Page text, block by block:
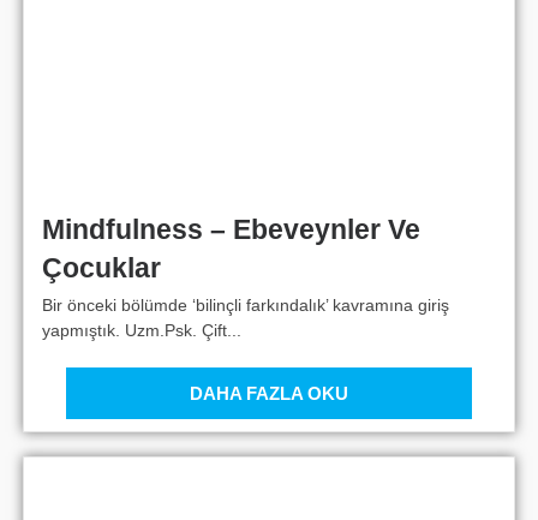
Mindfulness – Ebeveynler Ve
Çocuklar
Bir önceki bölümde ‘bilinçli farkındalık’ kavramına giriş
yapmıştık. Uzm.Psk. Çift...
DAHA FAZLA OKU